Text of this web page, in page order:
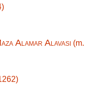
Alamar Alavasi (m.